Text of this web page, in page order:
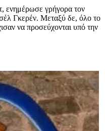
ενημέρωσε γρήγορα τον
Γκερέν. Μεταξύ δε, όλο το
να προσεύχονται υπό την